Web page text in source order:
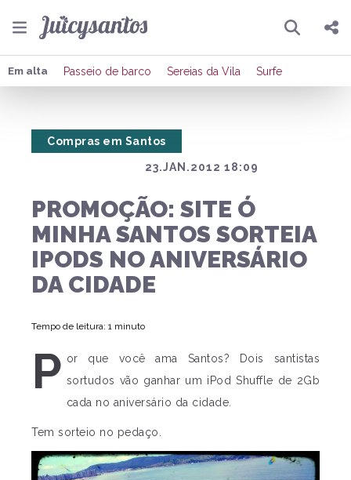
Pesquisar
Compartilhar
Publicar no X
Em alta Passeio de barco Sereias da Vila Surfe
23.JAN.2012 18:09
Compras em Santos
PROMOÇÃO: SITE Ó
MINHA SANTOS SORTEIA
IPODS NO ANIVERSÁRIO
DA CIDADE
Tempo de leitura: 1 minuto
P or que você ama Santos? Dois santistas
sortudos vão ganhar um iPod Shuffle de 2Gb
cada no aniversário da cidade.
Tem sorteio no pedaço.